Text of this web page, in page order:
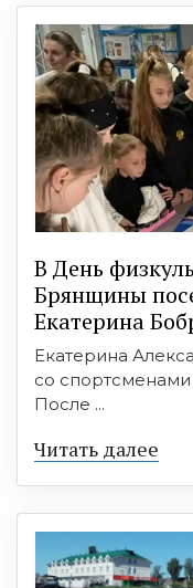
В День
Брянщины
Екатерина
Екатерина
со
После ...
Читать далее